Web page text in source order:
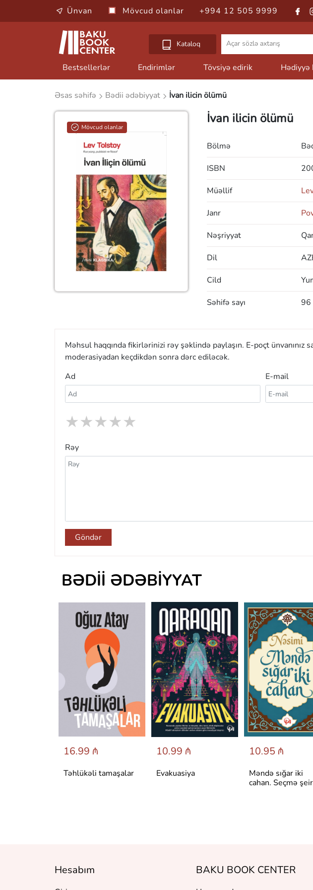
Ünvan Mövcud olanlar +994 12 505 9999
Kataloq
Bestsellerlər Endirimlər Tövsiyə edirik Hədiyyə
Əsas səhifə Bədii ədəbiyyat İvan ilicin ölümü
Mövcud olanlar
İvan ilicin ölümü
Bölmə
ISBN
Müəllif
Janr
Nəşriyyat
Dil
Cild
Səhifə sayı 96
Məhsul haqqında fikirlərinizi rəy şəklində paylaşın. E-poçt ünvanınız
moderasiyadan keçdikdən sonra dərc ediləcək.
Ad
E-mail
★
★
★
★
★
Rəy
Göndər
BƏDII ƏDƏBIYYAT
16.99 ₼
Təhlükəli tamaşalar
10.99 ₼
Evakuasiya
10.95 ₼
Məndə sığar iki
cahan. Seçmə
Hesabım BAKU BOOK CENTER